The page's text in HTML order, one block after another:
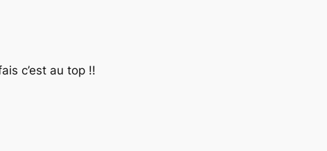
c’est au top !!